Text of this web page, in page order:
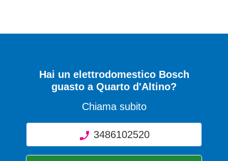
Hai un elettrodomestico Bosch
guasto a Quarto d'Altino?
Chiama subito
3486102520